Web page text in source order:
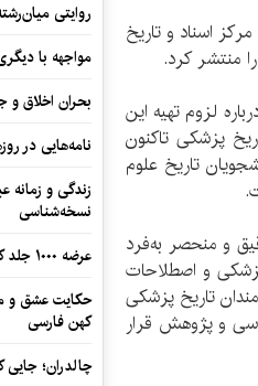
اسناد و تاریخ
منتشر کرد.
لزوم تهیه این
پزشکی تاکنون
تاریخ علوم
و منحصر به‌فرد
و اصطلاحات
تاریخ پزشکی
و پژوهش قرار
روایتی
مواجهه با
بحران اخلاق
نامه‌هایی در
زندگی و زمانه
نسخه‌شناسی
عرضه ۱۰۰۰ جلد کتاب بین زائران اربعین در مرزهای کرمانشاه
حکایت عشق و
کهن فارسی
چالدران؛